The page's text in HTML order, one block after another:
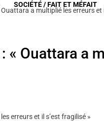
SOCIÉTÉ / FAIT ET MÉFAIT
a multiplié les erreurs et
« Ouattara a
erreurs et il s’est fragilisé »